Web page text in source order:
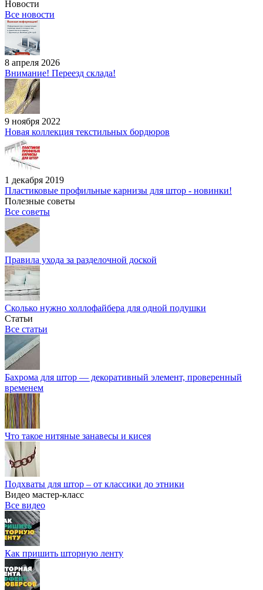
Новости
Все новости
8 апреля 2026
Внимание! Переезд склада!
9 ноября 2022
Новая коллекция текстильных бордюров
1 декабря 2019
Пластиковые профильные карнизы для штор - новинки!
Полезные советы
Все советы
Правила ухода за разделочной доской
Сколько нужно холлофайбера для одной подушки
Статьи
Все статьи
Бахрома для штор — декоративный элемент, проверенный
временем
Что такое нитяные занавесы и кисея
Подхваты для штор – от классики до этники
Видео мастер-класс
Все видео
Как пришить шторную ленту